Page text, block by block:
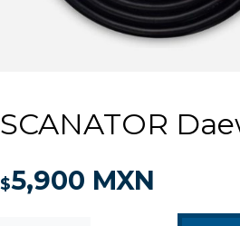
SCANATOR
$5,900 MXN